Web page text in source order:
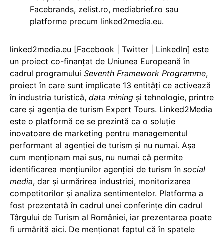
Facebrands, zelist.ro, mediabrief.ro sau
platforme precum linked2media.eu.
linked2media.eu [Facebook Twitter LinkedIn] este
un proiect co-finanţat de Uniunea Europeană în
cadrul programului Seventh Framework Programme,
proiect în care sunt implicate 13 entităţi ce activează
în industria turistică, data mining şi tehnologie, printre
care şi agenţia de turism Expert Tours. Linked2Media
este o platformă ce se prezintă ca o soluţie
inovatoare de marketing pentru managementul
performant al agenţiei de turism şi nu numai. Așa
cum menționam mai sus, nu numai că permite
identificarea mențiunilor agenției de turism în social
media, dar și urmărirea industriei, monitorizarea
competitorilor și analiza sentimentelor. Platforma a
fost prezentată în cadrul unei conferințe din cadrul
Târgului de Turism al României, iar prezentarea poate
fi urmărită aici. De menționat faptul că în spatele